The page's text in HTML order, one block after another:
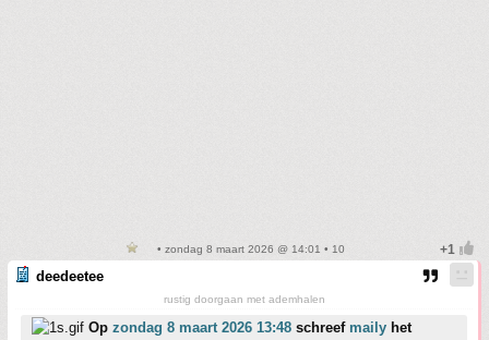
• zondag 8 maart 2026 @ 14:01 • 10
deedeetee
rustig doorgaan met ademhalen
Op zondag 8 maart 2026 13:48 schreef maily het